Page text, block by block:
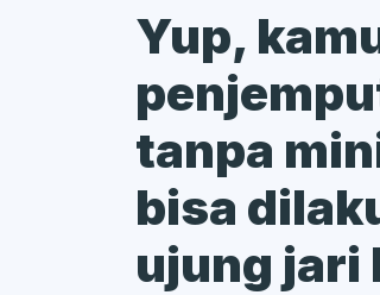
Yup,
tanpa
bisa
ujung jari